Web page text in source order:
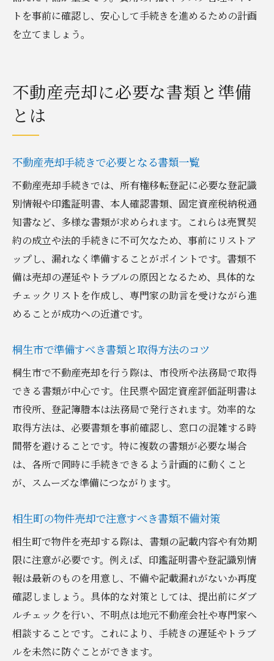
相生町の売却価格交渉で有利に進める方法
複数の不動産会社査定を活用した比較の重
売却価格と販売期間のバランスを取る工夫
納得できる条件で売却成立へ導くコツ
トを事前に確認し、安心して手続きを進めるための計画
を立てましょう。
不動産売却に必要な書類と準備
とは
不動産売却手続きで必要となる書類一覧
不動産売却手続きでは、所有権移転登記に必要な登記識
別情報や印鑑証明書、本人確認書類、固定資産税納税通
知書など、多様な書類が求められます。これらは売買契
約の成立や法的手続きに不可欠なため、事前にリストア
ップし、漏れなく準備することがポイントです。書類不
備は売却の遅延やトラブルの原因となるため、具体的な
チェックリストを作成し、専門家の助言を受けながら進
めることが成功への近道です。
桐生市で準備すべき書類と取得方法のコツ
桐生市で不動産売却を行う際は、市役所や法務局で取得
できる書類が中心です。住民票や固定資産評価証明書は
市役所、登記簿謄本は法務局で発行されます。効率的な
取得方法は、必要書類を事前確認し、窓口の混雑する時
間帯を避けることです。特に複数の書類が必要な場合
は、各所で同時に手続きできるよう計画的に動くこと
が、スムーズな準備につながります。
相生町の物件売却で注意すべき書類不備対策
相生町で物件を売却する際は、書類の記載内容や有効期
限に注意が必要です。例えば、印鑑証明書や登記識別情
報は最新のものを用意し、不備や記載漏れがないか再度
確認しましょう。具体的な対策としては、提出前にダブ
ルチェックを行い、不明点は地元不動産会社や専門家へ
相談することです。これにより、手続きの遅延やトラブ
ルを未然に防ぐことができます。